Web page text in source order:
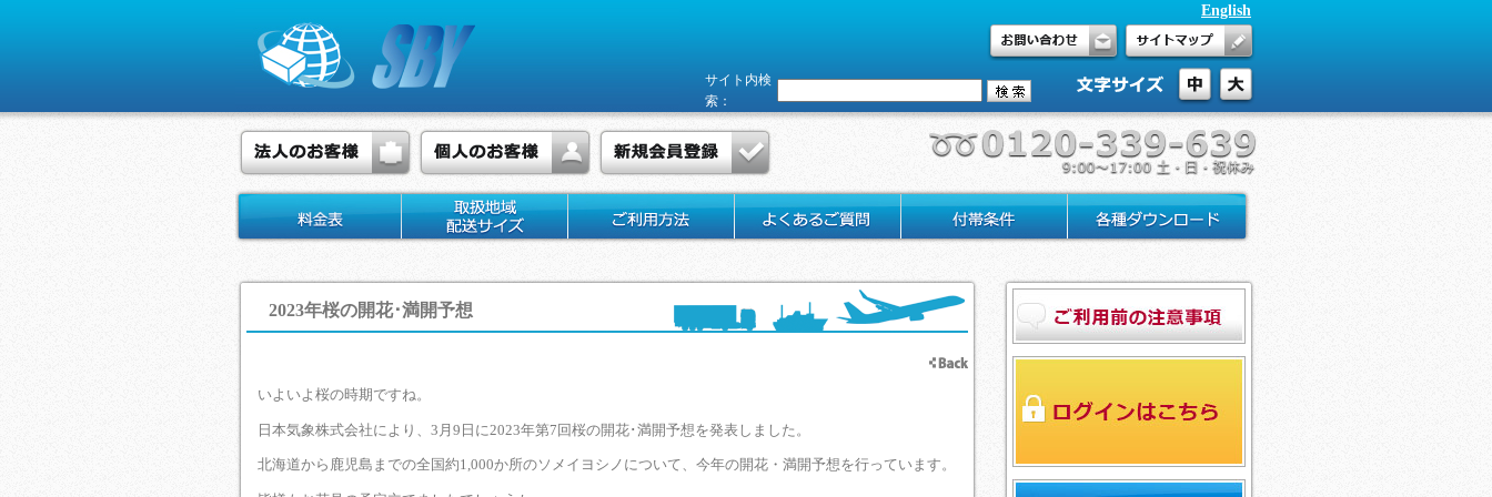
English
サイト内検
索：
2023年桜の開花･満開予想
いよいよ桜の時期ですね。
日本気象株式会社により、3月9日に2023年第7回桜の開花･満開予想を発表しました。
北海道から鹿児島までの全国約1,000か所のソメイヨシノについて、今年の開花・満開予想を行っています。